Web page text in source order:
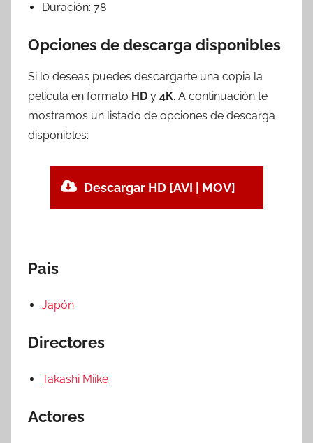
Duración: 78
Opciones de descarga disponibles
Si lo deseas puedes descargarte una copia la
película en formato HD y 4K. A continuación te
mostramos un listado de opciones de descarga
disponibles:
Descargar HD [AVI | MOV]
Pais
Japón
Directores
Takashi Miike
Actores